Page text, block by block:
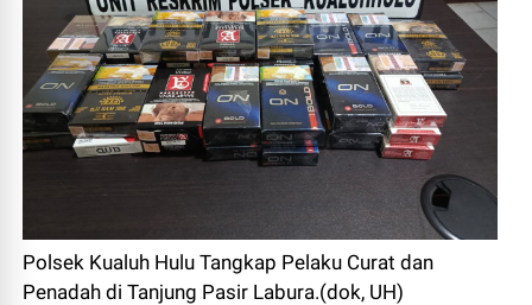
Polsek Kualuh Hulu Tangkap Pelaku Curat dan
Penadah di Tanjung Pasir Labura.(dok, UH)